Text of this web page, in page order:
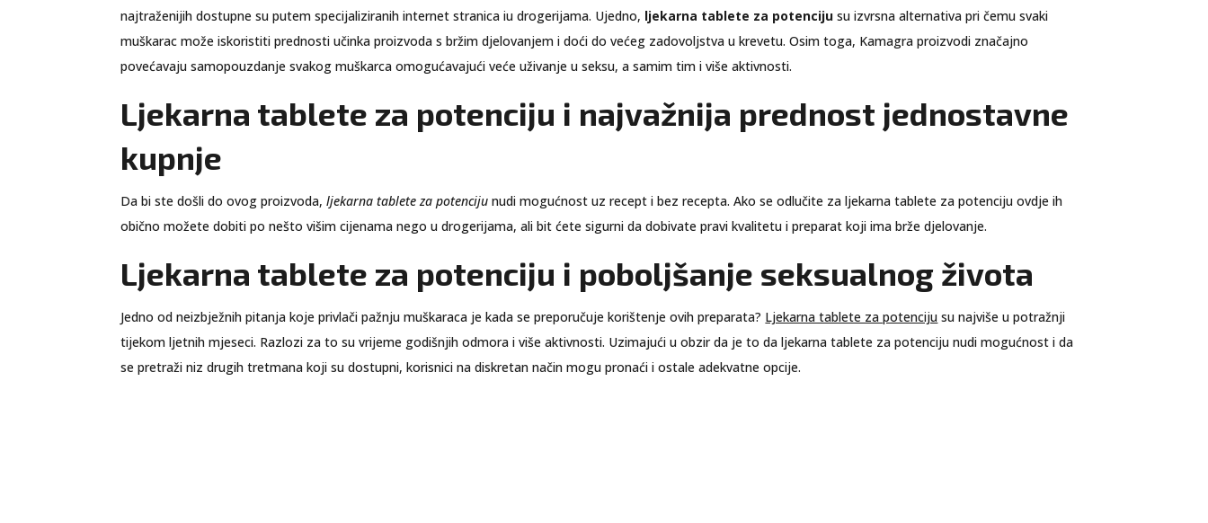
najtraženijih dostupne su putem specijaliziranih internet stranica iu drogerijama. Ujedno, ljekarna tablete za potenciju su izvrsna alternativa pri čemu svaki
muškarac može iskoristiti prednosti učinka proizvoda s bržim djelovanjem i doći do većeg zadovoljstva u krevetu. Osim toga, Kamagra proizvodi značajno
povećavaju samopouzdanje svakog muškarca omogućavajući veće uživanje u seksu, a samim tim i više aktivnosti.
Ljekarna tablete za potenciju i najvažnija prednost jednostavne
kupnje
Da bi ste došli do ovog proizvoda,ljekarna tablete za potenciju nudi mogućnost uz recept i bez recepta. Ako se odlučite za ljekarna tablete za potenciju ovdje ih
obično možete dobiti po nešto višim cijenama nego u drogerijama, ali bit ćete sigurni da dobivate pravi kvalitetu i preparat koji ima brže djelovanje.
Ljekarna tablete za potenciju i poboljšanje seksualnog života
Jedno od neizbježnih pitanja koje privlači pažnju muškaraca je kada se preporučuje korištenje ovih preparata? Ljekarna tablete za potenciju su najviše u potražnji
tijekom ljetnih mjeseci. Razlozi za to su vrijeme godišnjih odmora i više aktivnosti. Uzimajući u obzir da je to da ljekarna tablete za potenciju nudi mogućnost i da
se pretraži niz drugih tretmana koji su dostupni, korisnici na diskretan način mogu pronaći i ostale adekvatne opcije.